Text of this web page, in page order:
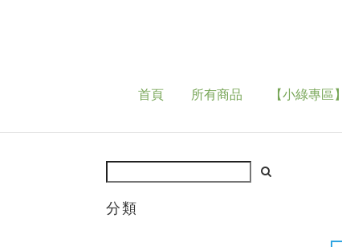
首頁 所有商品 【小綠專區】
分類